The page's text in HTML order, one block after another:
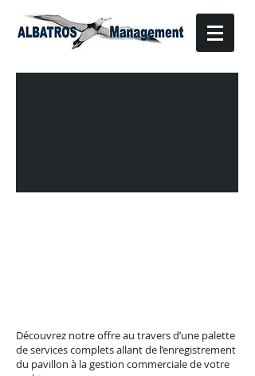
Découvrez notre offre au travers d’une palette
de services complets allant de l’enregistrement
du pavillon à la gestion commerciale de votre